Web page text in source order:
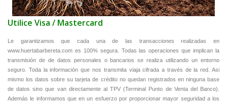
Utilice Visa / Mastercard
Le garantizamos que cada una de las transacciones realizadas en
www.huertabarbereta.com es 100% segura. Todas las operaciones que implican la
transmisión de de datos personales o bancarios se realiza utilizando un entorno
seguro. Toda la información que nos transmita viaja cifrada a través de la red. Asi
mismo los datos sobre su tarjeta de crédito no quedan registrados en ninguna base
de datos sino que van directamente al TPV (Terminal Punto de Venta del Banco).
Además le informamos que en un esfuerzo por proporcionar mayor seguridad a los